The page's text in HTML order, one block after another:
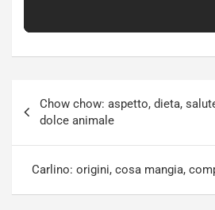
articoli
Chow chow: aspetto, dieta,
dolce animale
Carlino: origini, cosa mangia,